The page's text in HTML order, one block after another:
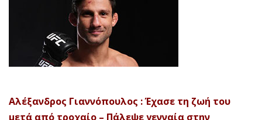
Αλέξανδρος Γιαννόπουλος : Έχασε τη ζωή του
μετά από τροχαίο – Πάλεψε γενναία στην